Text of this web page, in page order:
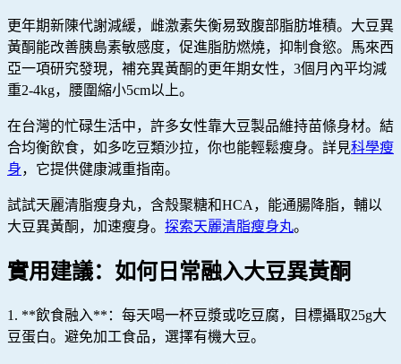
更年期新陳代謝減緩，雌激素失衡易致腹部脂肪堆積。大豆異
黃酮能改善胰島素敏感度，促進脂肪燃燒，抑制食慾。馬來西
亞一項研究發現，補充異黃酮的更年期女性，3個月內平均減
重2-4kg，腰圍縮小5cm以上。
在台灣的忙碌生活中，許多女性靠大豆製品維持苗條身材。結
合均衡飲食，如多吃豆類沙拉，你也能輕鬆瘦身。詳見科學瘦
身，它提供健康減重指南。
試試天麗清脂瘦身丸，含殼聚糖和HCA，能通腸降脂，輔以
大豆異黃酮，加速瘦身。 探索天麗清脂瘦身丸。
實用建議：如何日常融入大豆異黃酮
1. **飲食融入**：每天喝一杯豆漿或吃豆腐，目標攝取25g大
豆蛋白。避免加工食品，選擇有機大豆。